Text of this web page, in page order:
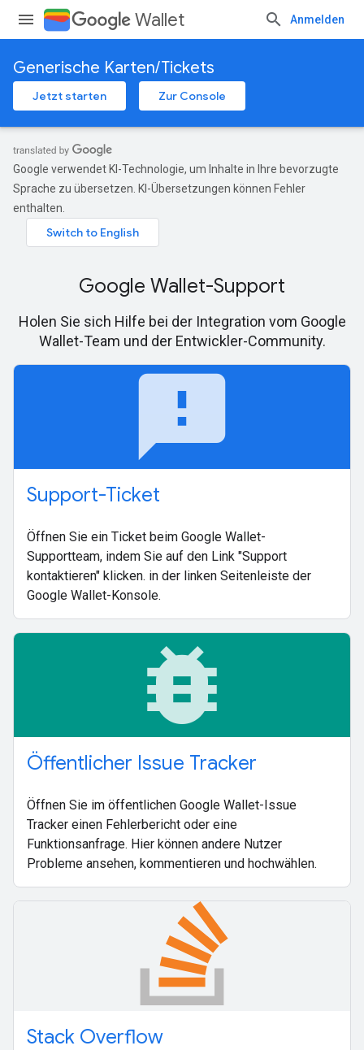
Wallet Anmelden
Generische Karten/Tickets
Jetzt starten Zur Console
Google verwendet KI-Technologie, um Inhalte in Ihre bevorzugte
Sprache zu übersetzen. KI-Übersetzungen können Fehler
enthalten.
Google Wallet-Support
Holen Sie sich Hilfe bei der Integration vom Google
Wallet-Team und der Entwickler-Community.
feedback
Support-Ticket
Öffnen Sie ein Ticket beim Google Wallet-
Supportteam, indem Sie auf den Link "Support
kontaktieren" klicken. in der linken Seitenleiste der
Google Wallet-Konsole.
bug_report
Öffentlicher Issue Tracker
Öffnen Sie im öffentlichen Google Wallet-Issue
Tracker einen Fehlerbericht oder eine
Funktionsanfrage. Hier können andere Nutzer
Probleme ansehen, kommentieren und hochwählen.
Stack Overflow